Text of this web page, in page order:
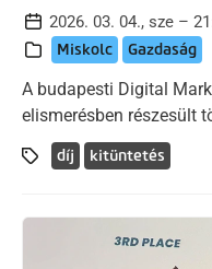
2026. 03. 04., sze –
Miskolc Gazdaság
A budapesti Digital
elismerésben részesült
díj kitüntetés